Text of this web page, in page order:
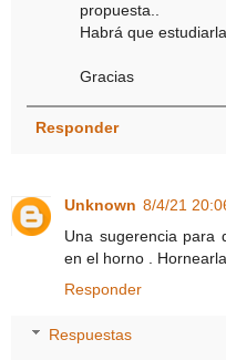
propuesta..
Habrá que
Gracias
Responder
Unknown 8/4/21
Una sugerencia para
en el horno .
Responder
Respuestas